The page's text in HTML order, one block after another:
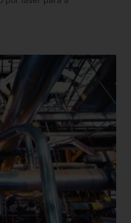
por laser para manutenção